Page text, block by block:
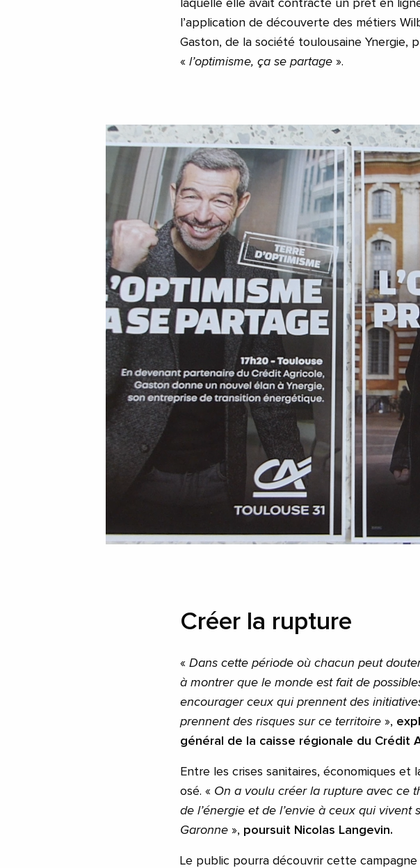
laquelle elle avait contracté un prêt en
l’application de découverte des métiers
Gaston, de la société toulousaine Ynergie,
« l’optimisme, ça se partage ».
Créer la rupture
« Dans cette période où chacun peut
à montrer que le monde est fait de
encourager ceux qui prennent des
prennent des risques sur ce territoire »,
général de la caisse régionale du Crédit
Entre les crises sanitaires, économiques et
osé. « On a voulu créer la rupture avec ce
de l’énergie et de l’envie à ceux qui vivent
Garonne », poursuit Nicolas Langevin.
Le public pourra découvrir cette